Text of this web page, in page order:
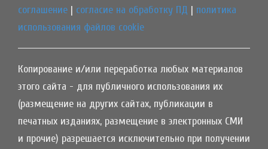
соглашение | согласие на обработку ПД | политика
использования файлов cookie
Копирование и/или переработка любых материалов
этого сайта - для публичного использования их
(размещение на других сайтах, публикации в
печатных изданиях, размещение в электронных СМИ
и прочие) разрешается исключительно при получении